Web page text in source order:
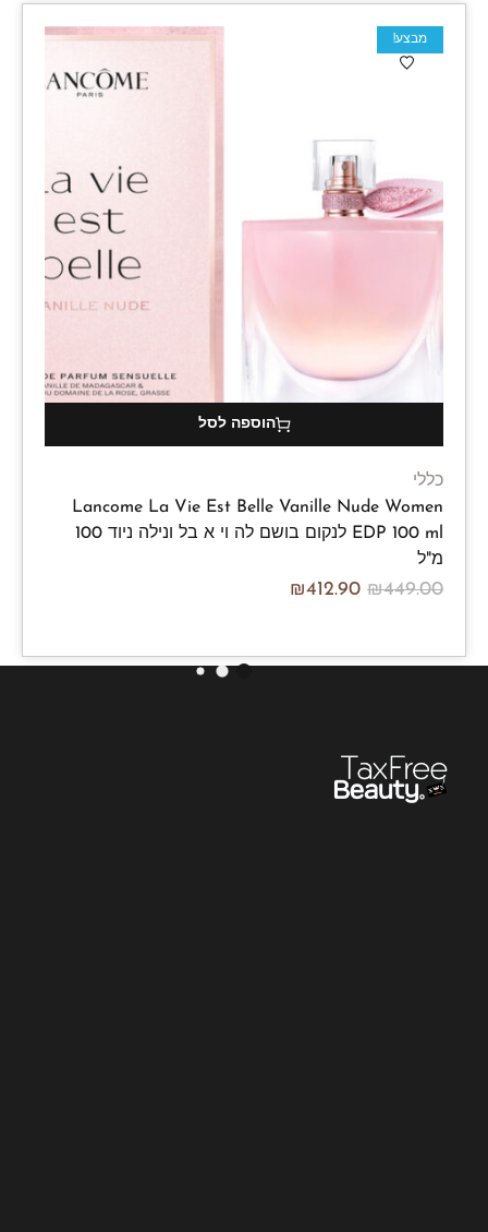
מבצע!
הוספה לסל
כללי
Lancome La Vie Est Belle Vanille Nude Women
EDP 100 ml לנקום בושם לה וי א בל ונילה ניוד 100
מ"ל
₪449.00
₪412.90